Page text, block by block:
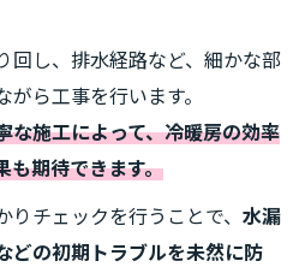
回し、排水経路など、細かな部
ら工事を行います。
な施工によって、冷暖房の効率
も期待できます。
りチェックを行うことで、 水漏
どの初期トラブルを未然に防